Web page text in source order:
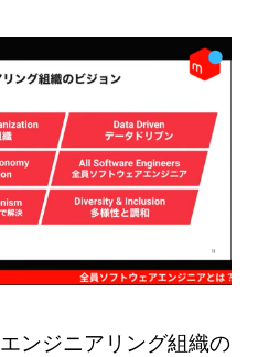
ンジニアリング組織の